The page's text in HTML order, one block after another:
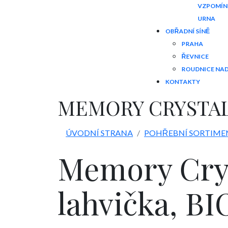
URNA
OBŘADNÍ SÍNĚ
PRAHA
ŘEVNICE
ROUDNICE
KONTAKTY
MEMORY
ÚVODNÍ STRANA POHŘEBNÍ
Memory
lahvička,